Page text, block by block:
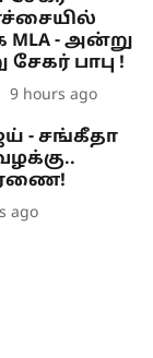
MLA - அன்று
பாபு !
9 hours ago
- சங்கீதா
ago